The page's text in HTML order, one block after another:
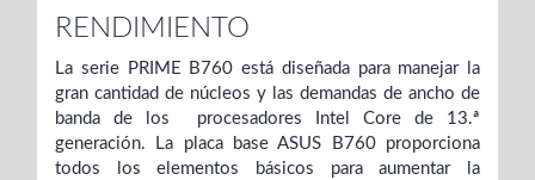
RENDIMIENTO
La serie PRIME B760 está diseñada para manejar la
gran cantidad de núcleos y las demandas de ancho de
banda de los procesadores Intel Core de 13.ª
generación. La placa base ASUS B760 proporciona
todos los elementos básicos para aumentar la